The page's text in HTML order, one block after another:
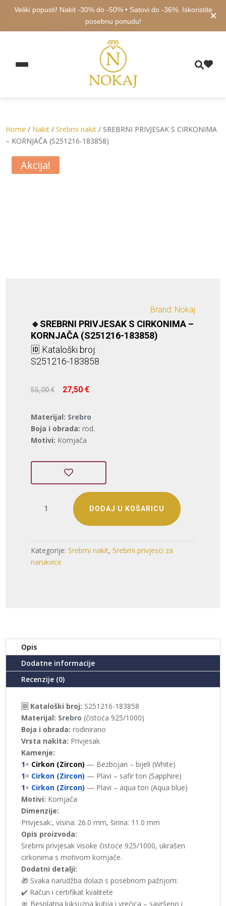
Veliki popusti! Nakit -30% do -50% • Satovi do -36%. Iskoristite
posebnu ponudu!
Home / Nakit /Srebrni nakit / SREBRNI PRIVJESAK S CIRKONIMA
– KORNJAČA (S251216-183858)
Akcija!
Brand: Nokaj
🔹SREBRNI PRIVJESAK S CIRKONIMA –
KORNJAČA (S251216-183858)
🆔 Kataloški broj:
S251216-183858
55,00€ Izvorna
cijena
bila
je:
55,00 €.
27,50€
Materijal: Srebro
Boja i obrada: rod.
Motivi: Kornjača
PRIVJESAK
-
KORNJAČA
DODAJ U KOŠARICU
Kategorije:Srebrni nakit,Srebrni privjesci za
narukvice
Opis
Dodatne informacije
Recenzije (0)
🆔 Kataloški broj: S251216-183858
Materijal: Srebro (čistoća 925/1000)
Boja i obrada: rodinirano
Vrsta nakita: Privjesak
Kamenje:
1× Cirkon (Zircon) — Bezbojan – bijeli (White)
1× Cirkon (Zircon) — Plavi – safir ton (Sapphire)
1× Cirkon (Zircon) — Plavi – aqua ton (Aqua blue)
Motivi: Kornjača
Dimenzije:
Privjesak:, visina: 26.0 mm, širina: 11.0 mm
Opis proizvoda:
Srebrni privjesak visoke čistoće 925/1000, ukrašen
cirkonima s motivom kornjače.
Dodatni detalji:
🎁 Svaka narudžba dolazi s posebnom pažnjom:
✔️ Račun i certifikat kvalitete
🎀 Besplatna luksuzna kutija i vrećica – savršeno i